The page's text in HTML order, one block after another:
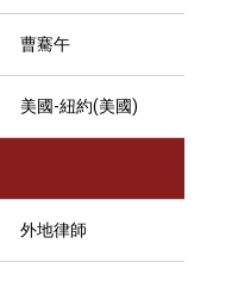
曹騫午
美國-紐約(美國)
外地律師